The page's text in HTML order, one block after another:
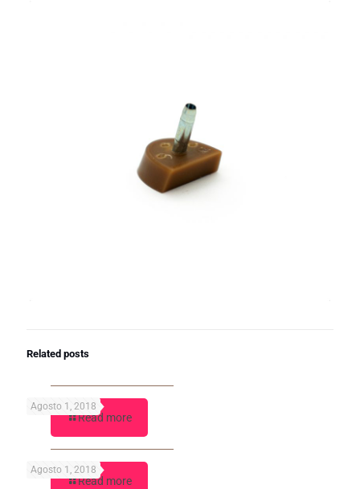
Related posts
Agosto 1, 2018
Read more
Agosto 1, 2018
Read more